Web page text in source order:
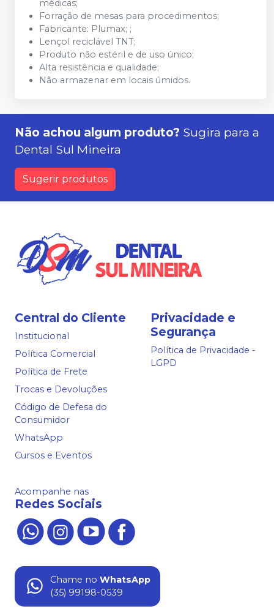
médicas;
Forração de mesas para procedimentos;
Fabricante: Plumax; ;
Lençol reciclável TNT;
Produto não estéril e de uso único;
Alta resistência e qualidade;
Não armazenar em locais úmidos.
Não achou algum produto? Sugira para a
Dental Sul Mineira
Sugerir produtos
Central do Cliente
Institucional
Política Comercial
Política de Frete
Trocas e Devoluções
Código de Defesa do
Consumidor
WhatsApp
Cursos e Eventos
Privacidade e
Segurança
Política de Privacidade -
LGPD
Acompanhe nas
Redes Sociais
Chame no WhatsApp
(35) 99198-0539